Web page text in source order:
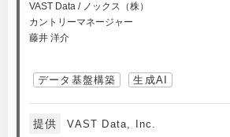
VAST Data / ノックス（株）
カントリーマネージャー
藤井 洋介
データ基盤構築 生成AI
提供 VAST Data, Inc.